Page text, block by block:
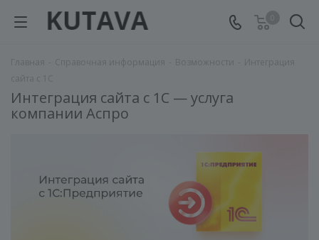
Интеграция сайта с 1С — услуга
компании Аспро